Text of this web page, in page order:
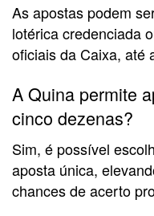
As apostas podem
lotérica credenciada
oficiais da Caixa, até
A Quina permite
cinco dezenas?
Sim, é possível
aposta única,
chances de acerto